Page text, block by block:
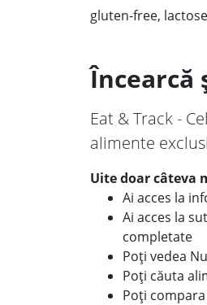
gluten-free,
Încearcă
Eat & Track -
alimente
Uite doar câteva
Ai acces la
Ai acces la
completate
Poți vedea
Poți căuta
Poți